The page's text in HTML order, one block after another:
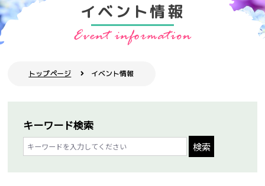
イベント情報
トップページ イベント情報
キーワード検索
検索